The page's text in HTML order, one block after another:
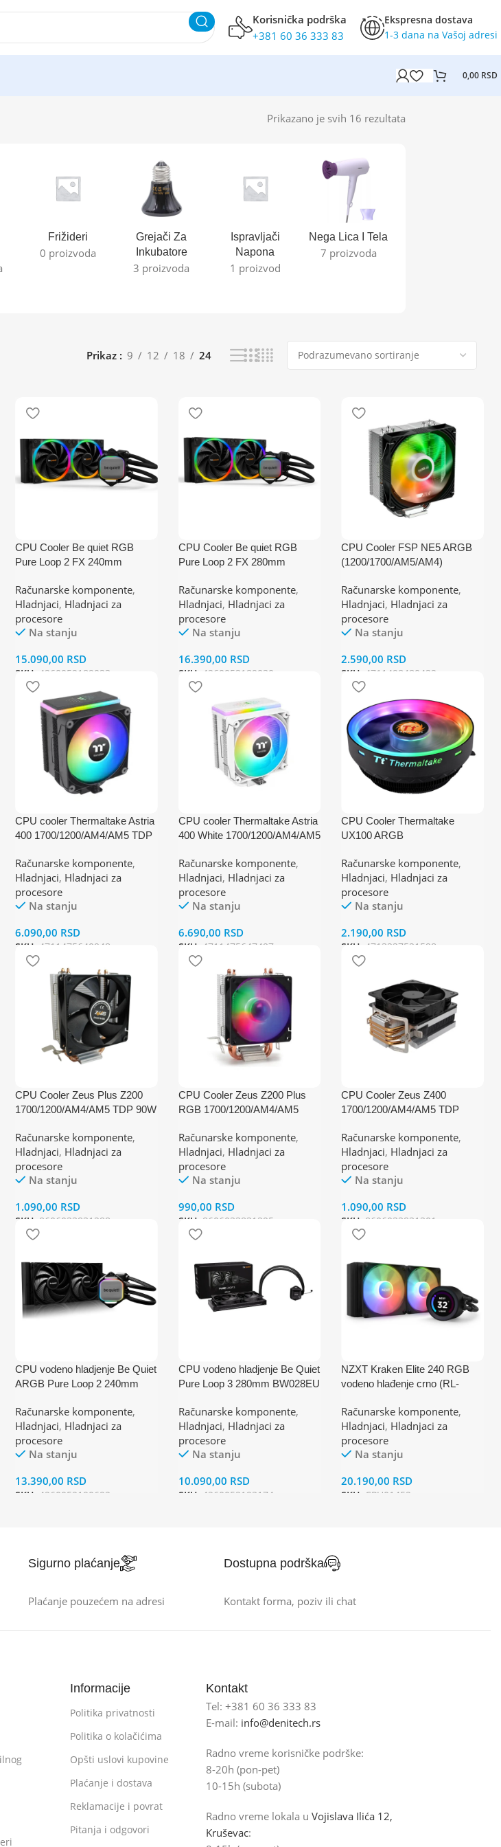
Korisnička podrška
+381 60 36 333 83
Ekspresna dostava
1-3 dana na Vašoj adresi
0,00 RSD
Prikazano je svih 16 rezultata
Frižideri
0 proizvoda
Grejači Za
Inkubatore
3 proizvoda
Ispravljači
Napona
1 proizvod
Nega Lica I Tela
7 proizvoda
Prikaz 9 12 18 24
CPU Cooler Be quiet RGB
Pure Loop 2 FX 240mm
(AM4,AM5,1700,1200,2066,115
0,1151,1155,2011)
Računarske komponente,
Hladnjaci, Hladnjaci za
procesore
Na stanju
15.090,00 RSD
SKU: 4260052189023
CPU Cooler Be quiet RGB
Pure Loop 2 FX 280mm
(AM4,AM5,1700,1200,2066,115
0,1151,1155,2011)
Računarske komponente,
Hladnjaci, Hladnjaci za
procesore
Na stanju
16.390,00 RSD
SKU: 4260052189030
CPU Cooler FSP NE5 ARGB
(1200/1700/AM5/AM4)
Računarske komponente,
Hladnjaci, Hladnjaci za
procesore
Na stanju
2.590,00 RSD
SKU: 4711498480422
CPU cooler Thermaltake Astria
400 1700/1200/AM4/AM5 TDP
Računarske komponente,
Hladnjaci, Hladnjaci za
procesore
Na stanju
6.090,00 RSD
SKU: 4711475640948
CPU cooler Thermaltake Astria
400 White 1700/1200/AM4/AM5
Računarske komponente,
Hladnjaci, Hladnjaci za
procesore
Na stanju
6.690,00 RSD
SKU: 4711475647497
CPU Cooler Thermaltake
UX100 ARGB
Računarske komponente,
Hladnjaci, Hladnjaci za
procesore
Na stanju
2.190,00 RSD
SKU: 4713227521598
CPU Cooler Zeus Plus Z200
1700/1200/AM4/AM5 TDP 90W
Računarske komponente,
Hladnjaci, Hladnjaci za
procesore
Na stanju
1.090,00 RSD
SKU: 8606033831288
CPU Cooler Zeus Z200 Plus
RGB 1700/1200/AM4/AM5
Računarske komponente,
Hladnjaci, Hladnjaci za
procesore
Na stanju
990,00 RSD
SKU: 8606033831295
CPU Cooler Zeus Z400
1700/1200/AM4/AM5 TDP
Računarske komponente,
Hladnjaci, Hladnjaci za
procesore
Na stanju
1.090,00 RSD
SKU: 8606033831301
CPU vodeno hladjenje Be Quiet
ARGB Pure Loop 2 240mm
(AM4,AM3,1151,1150,1155,120
0,1700)
Računarske komponente,
Hladnjaci, Hladnjaci za
procesore
Na stanju
13.390,00 RSD
SKU: 4260052190692
CPU vodeno hladjenje Be Quiet
Pure Loop 3 280mm BW028EU
1/1150)
Računarske komponente,
Hladnjaci, Hladnjaci za
procesore
Na stanju
10.090,00 RSD
SKU: 4260052193174
NZXT Kraken Elite 240 RGB
vodeno hlađenje crno (RL-
Računarske komponente,
Hladnjaci, Hladnjaci za
procesore
Na stanju
20.190,00 RSD
SKU: CPU01452
Sigurno plaćanje
Plaćanje pouzećem na adresi
Dostupna podrška
Kontakt forma, poziv ili chat
Informacije
Politika privatnosti
Politika o kolačićima
Opšti uslovi kupovine
Plaćanje i dostava
Reklamacije i povrat
Pitanja i odgovori
Kontakt
Tel: +381 60 36 333 83
E-mail: info@denitech.rs
Radno vreme korisničke podrške:
8-20h (pon-pet)
10-15h (subota)
Radno vreme lokala u Vojislava Ilića 12,
Kruševac: